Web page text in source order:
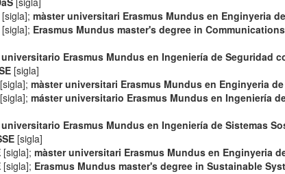
[sigla];màster universitari Erasmus Mundus en Enginyeria
[sigla]; Erasmus Mundus master's degree in
Erasmus Mundus en Ingeniería de Seguridad
[sigla]
[sigla];màster universitari Erasmus Mundus en Enginyeria
[sigla];máster universitario Erasmus Mundus en Ingeniería
Erasmus Mundus en Ingeniería de Sistemas
[sigla]
[sigla];màster universitari Erasmus Mundus en Enginyeria
[sigla]; Erasmus Mundus master's degree in Sustainable